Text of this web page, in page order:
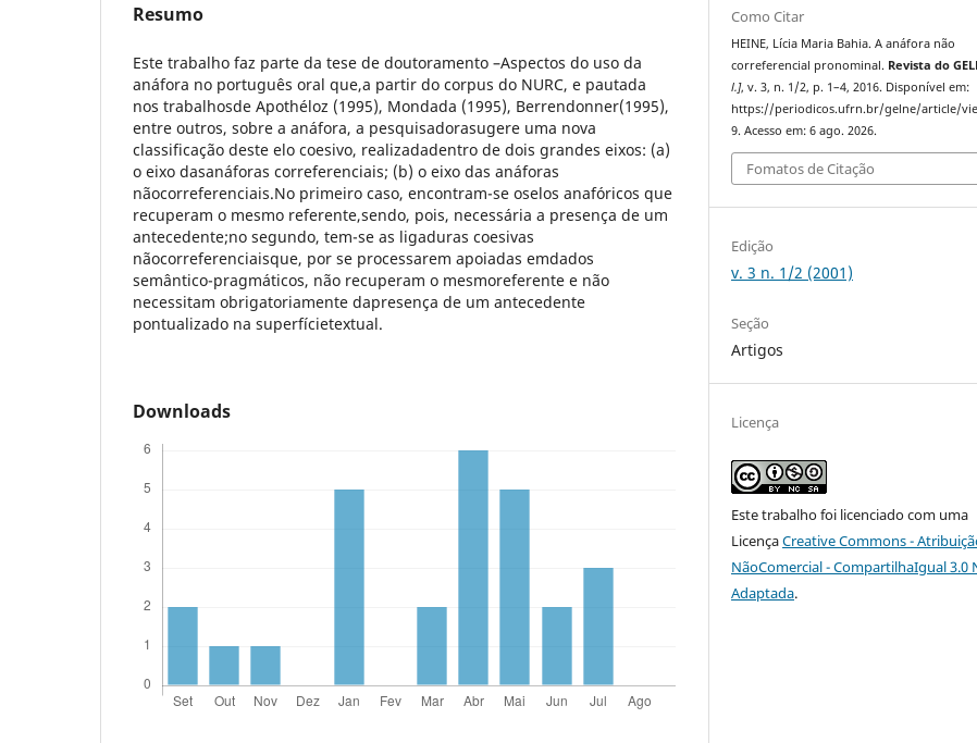
Resumo
Este trabalho faz parte da tese de doutoramento –Aspectos do uso da
anáfora no português oral que,a partir do corpus do NURC, e pautada
nos trabalhosde Apothéloz (1995), Mondada (1995), Berrendonner(1995),
entre outros, sobre a anáfora, a pesquisadorasugere uma nova
classificação deste elo coesivo, realizadadentro de dois grandes eixos: (a)
o eixo dasanáforas correferenciais; (b) o eixo das anáforas
nãocorreferenciais.No primeiro caso, encontram-se oselos anafóricos que
recuperam o mesmo referente,sendo, pois, necessária a presença de um
antecedente;no segundo, tem-se as ligaduras coesivas
nãocorreferenciaisque, por se processarem apoiadas emdados
semântico-pragmáticos, não recuperam o mesmoreferente e não
necessitam obrigatoriamente dapresença de um antecedente
pontualizado na superfícietextual.
Downloads
Como Citar
HEINE, Lícia Maria Bahia. A anáfora não
correferencial pronominal. Revista do
l.], v. 3, n. 1/2, p. 1–4, 2016. Disponível em:
https://periodicos.ufrn.br/gelne/article/
9. Acesso em: 6 ago. 2026.
Fomatos de Citação
Edição
v. 3 n. 1/2 (2001)
Seção
Artigos
Licença
Este trabalho foi licenciado com uma
LicençaCreative Commons -
NãoComercial - CompartilhaIgual 3.0
Adaptada.